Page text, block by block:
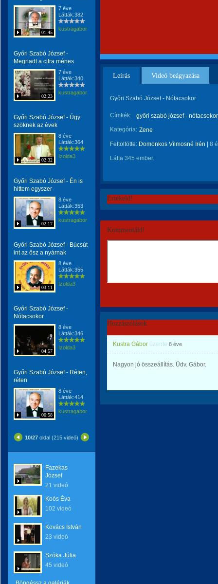
01:45
7 éve
Látták:382
kustragabor
Győri Szabó József -
Megriadt a cifra ménes
02:23
7 éve
Látták:340
kustragabor
Győri Szabó József - Úgy
szöknek az évek
02:32
8 éve
Látták:364
Izolda3
Győri Szabó József - Én is
hittem egyszer
02:17
8 éve
Látták:353
kustragabor
Győri Szabó József - Búcsút
int az ősz a nyárnak
03:11
8 éve
Látták:355
Izolda3
Győri Szabó József -
Nótacsokor
04:57
8 éve
Látták:346
Izolda3
Győri Szabó József - Réten,
réten
00:58
8 éve
Látták:414
kustragabor
10/27 oldal (215 videó)
Fazekas
József
21 videó
Koós Éva
102 videó
Kovács István
23 videó
Szóka Júlia
45 videó
Leírás Videó beágyazása
Győri Szabó József - Nótacsokor
Címkék:
győri szabó józsef - nótacsokor
Kategória: Zene
Feltöltötte: Domonkos Vilmosné Irén 8
Látta 345 ember.
Értékeld!
Kommentáld!
Hozzászólások
Kustra Gábor üzente 8 éve
Nagyon jó összeállítás. Üdv. Gábor.